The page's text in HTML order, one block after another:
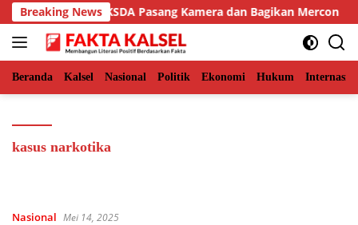
Langsung
ke
konten
Breaking News
Aceh Timur, BKSDA Pasang Kamera dan Bagikan Mercon
Beranda Kalsel Nasional Politik Ekonomi Hukum
kasus narkotika
Nasional Mei 14, 2025